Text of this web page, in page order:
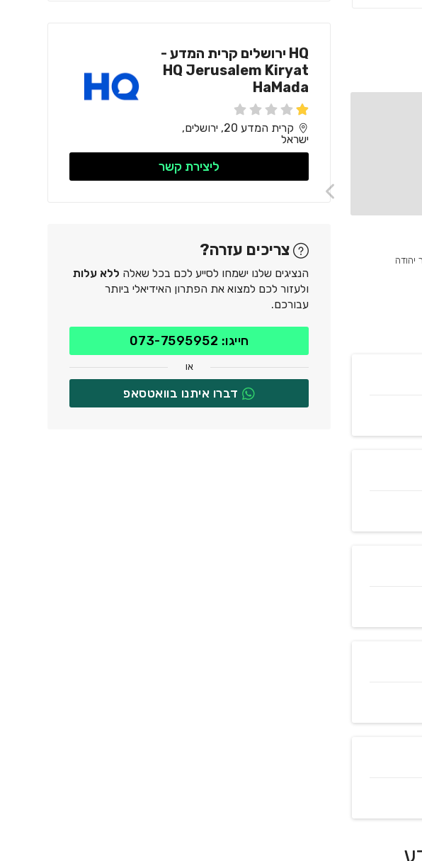
יגאל אלון
רחוב יגאל אלון, תל אביב
HQ ירושלים קרית המדע -
HQ Jerusalem Kiryat
HaMada
קרית המדע 20, ירושלים,
ישראל
ליצירת קשר
צריכים עזרה?
הנציגים שלנו ישמחו לסייע לכם בכל שאלה ללא עלות
ולעזור לכם למצוא את הפתרון האידיאלי ביותר
עבורכם.
חייגו: 073-7595952
או
דברו איתנו בוואטסאפ